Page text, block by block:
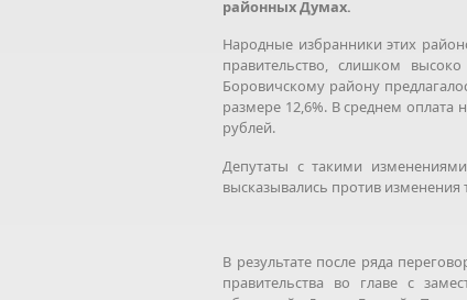
районных Думах.
Народные избранники этих
правительство, слишком
Боровичскому району
размере 12,6%. В среднем оплата
рублей.
Депутаты с такими
высказывались против
В результате после ряда
правительства во главе с